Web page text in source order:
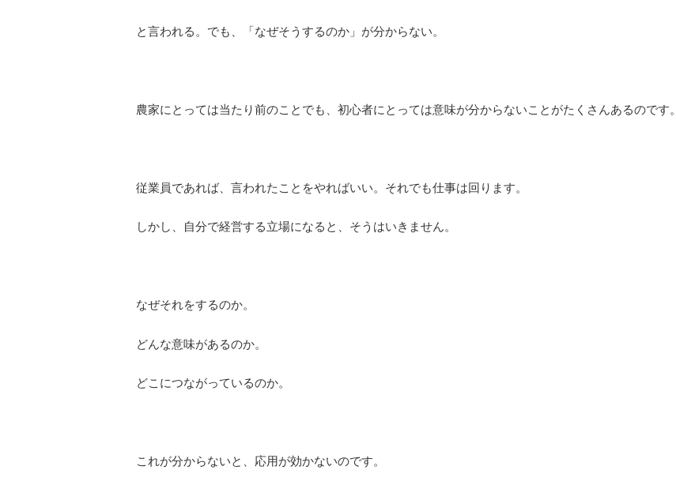
と言われる。でも、「なぜそうするのか」が分からない。
農家にとっては当たり前のことでも、初心者にとっては意味が分からないことがたくさんあるのです。
従業員であれば、言われたことをやればいい。それでも仕事は回ります。
しかし、自分で経営する立場になると、そうはいきません。
なぜそれをするのか。
どんな意味があるのか。
どこにつながっているのか。
これが分からないと、応用が効かないのです。